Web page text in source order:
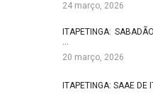
24 março, 2026
ITAPETINGA:
…
20 março, 2026
ITAPETINGA: SAAE DE